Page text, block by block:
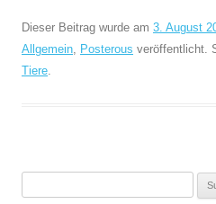
Dieser Beitrag wurde am 3. August
Allgemein
Posterous veröffentlicht.
Tiere